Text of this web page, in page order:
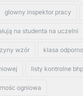
glowny inspektor pracy
na studenta na uczelni
wzór klasa
listy kontrolne bhp
ogniowa